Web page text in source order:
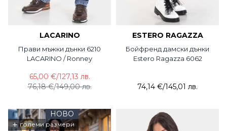
LACARINO
Прави мъжки дънки 6210
LACARINO / Ronney
76,18 €/149,00 лв.
65,00 €/127,13 лв.
ESTERO RAGAZZA
Бойфренд дамски дънки
Estero Ragazza 6062
74,14 €/145,01 лв.
НОВО
+ големи размери